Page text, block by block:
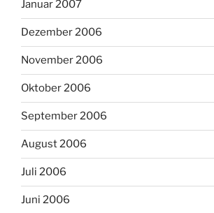
Januar 2007
Dezember 2006
November 2006
Oktober 2006
September 2006
August 2006
Juli 2006
Juni 2006